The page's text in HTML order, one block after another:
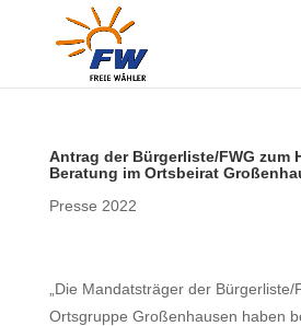
Antrag der Bürgerliste/FWG zum
Beratung im Ortsbeirat
Presse 2022
„Die Mandatsträger der
Ortsgruppe Großenhausen haben